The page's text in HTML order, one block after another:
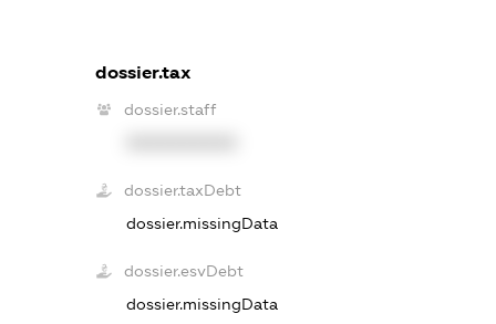
dossier.tax
dossier.staff
dossier.taxDebt
dossier.missingData
dossier.esvDebt
dossier.missingData